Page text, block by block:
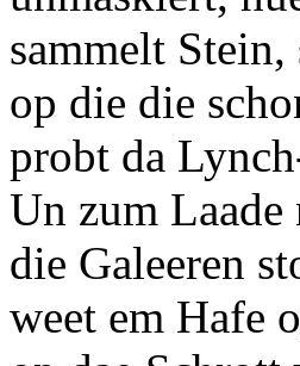
sammelt
op die die
probt da
Un zum
die Galeeren
weet em Hafe